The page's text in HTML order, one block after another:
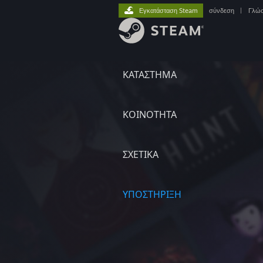
ΚΑΤΑΣΤΗΜΑ
ΚΟΙΝΟΤΗΤΑ
ΣΧΕΤΙΚΆ
ΥΠΟΣΤΗΡΙΞΗ
Εγκατάσταση Steam σύνδεση